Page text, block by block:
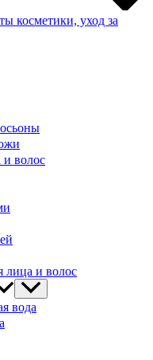
волос
лица и волос
вода